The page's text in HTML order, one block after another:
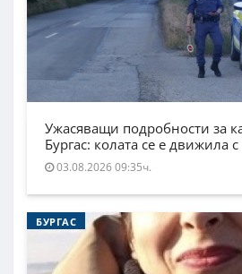
Ужасяващи подробности за
Бургас: колата се е движила
03.08.2026 09:35ч.
БУРГАС